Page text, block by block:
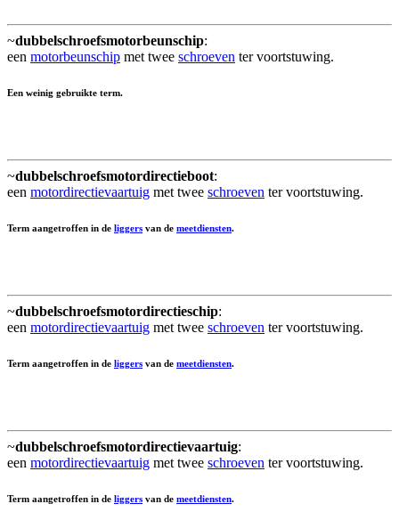
~dubbelschroefsmotorbeunschip:
een motorbeunschip met twee schroeven ter voortstuwing.
Een weinig gebruikte term.
~dubbelschroefsmotordirectieboot:
een motordirectievaartuig met twee schroeven ter voortstuwing.
Term aangetroffen in de liggers van de meetdiensten.
~dubbelschroefsmotordirectieschip:
een motordirectievaartuig met twee schroeven ter voortstuwing.
Term aangetroffen in de liggers van de meetdiensten.
~dubbelschroefsmotordirectievaartuig:
een motordirectievaartuig met twee schroeven ter voortstuwing.
Term aangetroffen in de liggers van de meetdiensten.